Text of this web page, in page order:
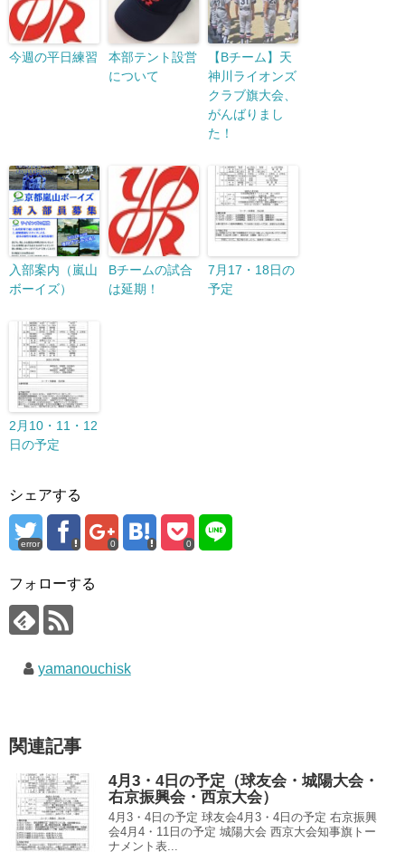
今週の平日練習
本部テント設営
について
【Bチーム】天
神川ライオンズ
クラブ旗大会、
がんばりまし
た！
入部案内（嵐山
ボーイズ）
Bチームの試合
は延期！
7月17・18日の
予定
2月10・11・12
日の予定
シェアする
error 0 0
フォローする
yamanouchisk
関連記事
4月3・4日の予定（球友会・城陽大会・
右京振興会・西京大会）
4月3・4日の予定 球友会4月3・4日の予定 右京振興
会4月4・11日の予定 城陽大会 西京大会知事旗トー
ナメント表...